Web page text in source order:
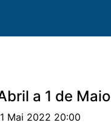
a 1 de Maio
Mai 2022 20:00